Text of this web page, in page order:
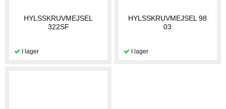
HYLSSKRUVMEJSEL
322SF
HYLSSKRUVMEJSEL 98
03